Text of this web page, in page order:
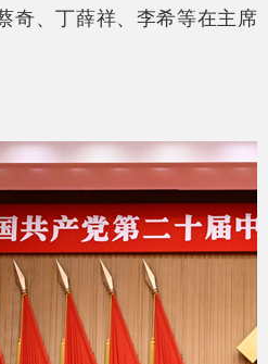
奇、丁薛祥、李希等在主席